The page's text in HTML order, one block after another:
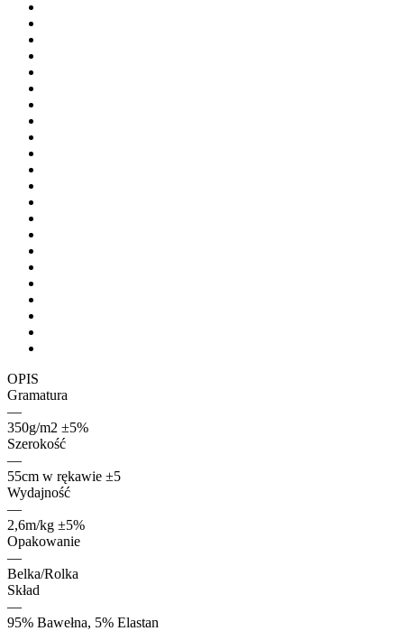
OPIS
Gramatura
—
350g/m2 ±5%
Szerokość
—
55cm w rękawie ±5
Wydajność
—
2,6m/kg ±5%
Opakowanie
—
Belka/Rolka
Skład
—
95% Bawełna, 5% Elastan